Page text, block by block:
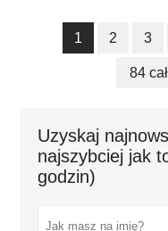
1 2 3
84
Uzyskaj
najszybciej jak
godzin)